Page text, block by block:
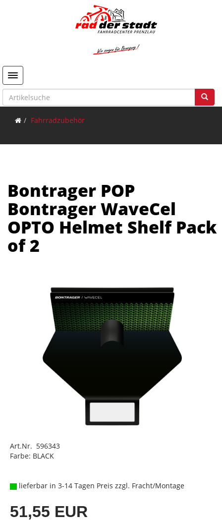
Toggle navigation
Fahrradzubehör
Bontrager POP
Bontrager WaveCel
OPTO Helmet Shelf Pack
of 2
Art.Nr. 596343
Farbe: BLACK
lieferbar in 3-14 Tagen Preis zzgl. Fracht/Montage
51,55 EUR